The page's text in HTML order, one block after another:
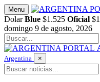
Saltar
al
contenido
Menu
Dolar Blue $1.525 Oficial
domingo 9 de agosto, 2026
Buscar
Argentina
×
Buscar